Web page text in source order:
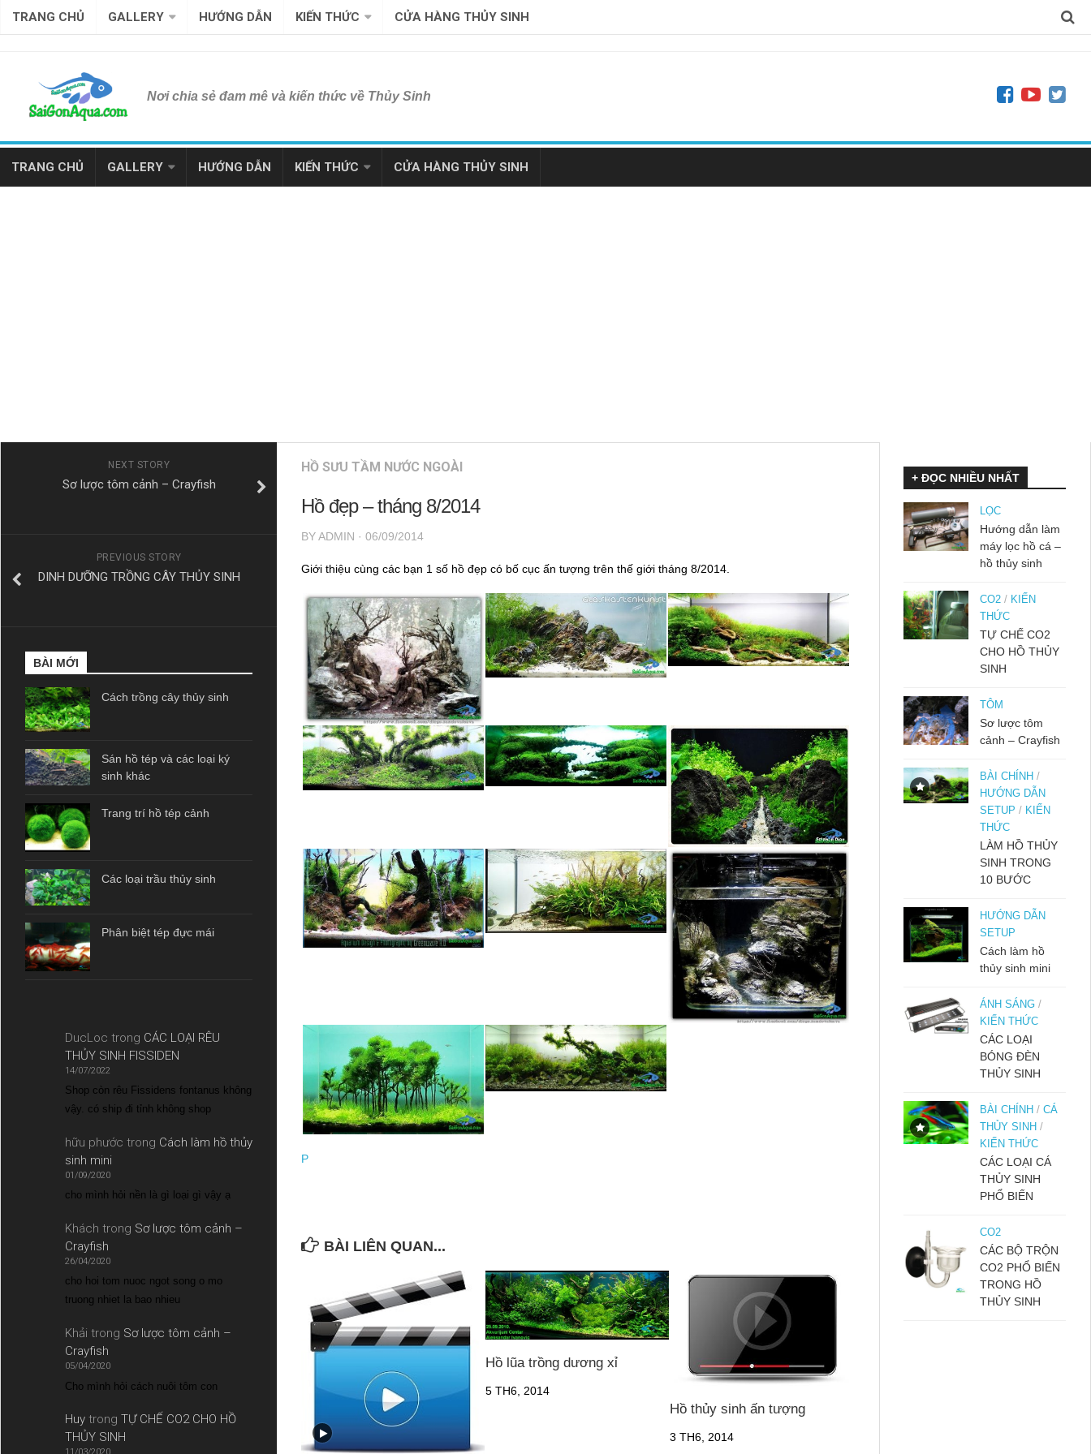
TRANG CHỦ GALLERY HƯỚNG DẪN KIẾN THỨC CỬA HÀNG THỦY SINH
Nơi chia sẻ đam mê và kiến thức về Thủy Sinh
TRANG CHỦ GALLERY HƯỚNG DẪN KIẾN THỨC CỬA HÀNG THỦY SINH
HỒ SƯU TẦM NƯỚC NGOÀI
Hồ đẹp – tháng 8/2014
BYADMIN · 06/09/2014
Giới thiệu cùng các bạn 1 số hồ đẹp có bố cục ấn tượng trên thế giới tháng 8/2014.
P
BÀI LIÊN QUAN...
Hồ lũa trồng dương xỉ
5 TH6, 2014
Hồ thủy sinh ấn tượng
3 TH6, 2014
NEXT STORY
Sơ lược tôm cảnh – Crayfish
PREVIOUS STORY
DINH DƯỠNG TRỒNG CÂY THỦY SINH
BÀI MỚI
Cách trồng cây thủy sinh
Sán hồ tép và các loại ký
sinh khác
Trang trí hồ tép cảnh
Các loại trầu thủy sinh
Phân biệt tép đực mái
DucLoc trong CÁC LOẠI RÊU
THỦY SINH FISSIDEN
14/07/2022
Shop còn rêu Fissidens fontanus không
vậy. có ship đi tỉnh không shop
hữu phước trong Cách làm hồ thủy
sinh mini
01/09/2020
cho mình hỏi nền là gì loại gì vậy ạ
Khách trong Sơ lược tôm cảnh –
Crayfish
26/04/2020
cho hoi tom nuoc ngot song o mo
truong nhiet la bao nhieu
Khải trong Sơ lược tôm cảnh –
Crayfish
05/04/2020
Cho mình hỏi cách nuôi tôm con
Huytrong TỰ CHẾ CO2 CHO HỒ
THỦY SINH
11/03/2020
+ ĐỌC NHIỀU NHẤT
LỌC
Hướng dẫn làm
máy lọc hồ cá –
hồ thủy sinh
CO2 / KIẾN
THỨC
TỰ CHẾ CO2
CHO HỒ THỦY
SINH
TÔM
Sơ lược tôm
cảnh – Crayfish
BÀI CHÍNH /
HƯỚNG DẪN
SETUP / KIẾN
THỨC
LÀM HỒ THỦY
SINH TRONG
10 BƯỚC
HƯỚNG DẪN
SETUP
Cách làm hồ
thủy sinh mini
ÁNH SÁNG /
KIẾN THỨC
CÁC LOẠI
BÓNG ĐÈN
THỦY SINH
BÀI CHÍNH / CÁ
THỦY SINH /
KIẾN THỨC
CÁC LOẠI CÁ
THỦY SINH
PHỔ BIẾN
CO2
CÁC BỘ TRỘN
CO2 PHỔ BIẾN
TRONG HỒ
THỦY SINH